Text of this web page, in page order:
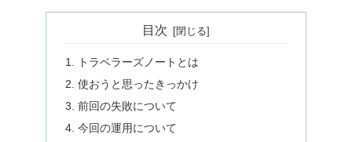
目次
トラベラーズノートとは
使おうと思ったきっかけ
前回の失敗について
今回の運用について